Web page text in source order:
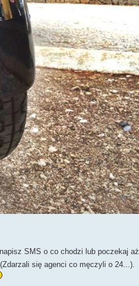
SMS o co chodzi lub poczekaj aż
się agenci co męczyli o 24...).